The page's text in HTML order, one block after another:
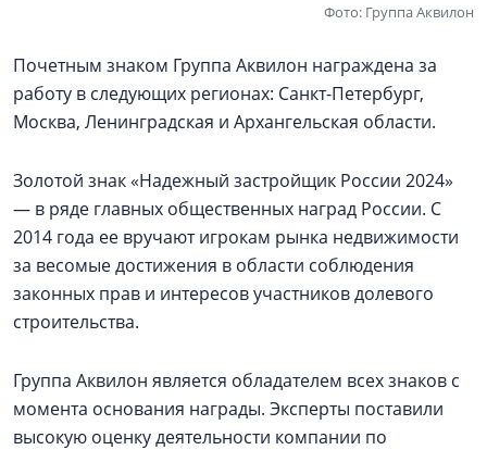
Фото: Группа Аквилон
Почетным знаком Группа Аквилон награждена за
работу в следующих регионах: Санкт-Петербург,
Москва, Ленинградская и Архангельская области.
Золотой знак «Надежный застройщик России 2024»
— в ряде главных общественных наград России. С
2014 года ее вручают игрокам рынка недвижимости
за весомые достижения в области соблюдения
законных прав и интересов участников долевого
строительства.
Группа Аквилон является обладателем всех знаков с
момента основания награды. Эксперты поставили
высокую оценку деятельности компании по